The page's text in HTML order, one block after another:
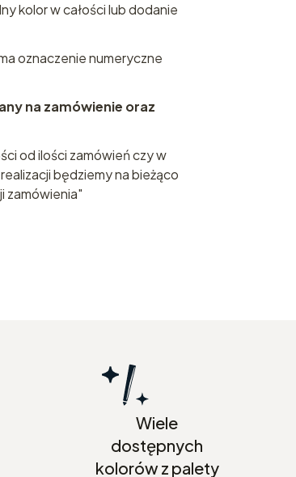
kolor w całości lub dodanie
oznaczenie numeryczne
na zamówienie oraz
od ilości zamówień czy w
będziemy na bieżąco
zamówienia"
Wiele
dostępnych
kolorów z palety